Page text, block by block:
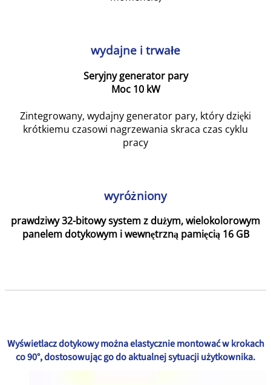
wydajne i trwałe
Seryjny generator pary
Moc 10 kW
Zintegrowany, wydajny generator pary, który dzięki
krótkiemu czasowi nagrzewania skraca czas cyklu
pracy
wyróżniony
prawdziwy 32-bitowy system z dużym, wielokolorowym
panelem dotykowym i wewnętrzną pamięcią 16 GB
Wyświetlacz dotykowy można elastycznie montować w krokach
co 90°, dostosowując go do aktualnej sytuacji użytkownika.